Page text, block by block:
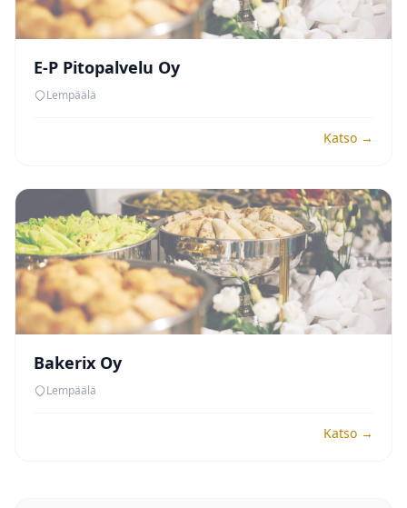
E-P Pitopalvelu Oy
Lempäälä
Katso →
Bakerix Oy
Lempäälä
Katso →